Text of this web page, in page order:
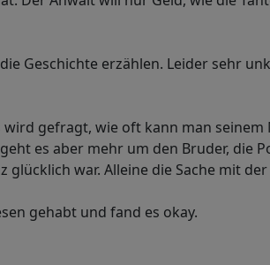
Geschichte erzählen. Leider sehr
wird gefragt, wie oft kann man
es aber mehr um den Bruder, die
war. Alleine die Sache mit
gehabt und fand es okay.